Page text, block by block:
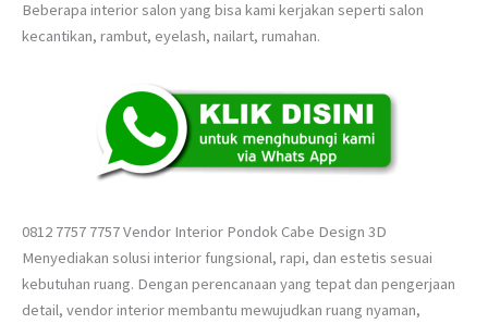
Beberapa interior salon yang bisa kami kerjakan seperti salon
kecantikan, rambut, eyelash, nailart, rumahan.
0812 7757 7757 Vendor Interior Pondok Cabe Design 3D
Menyediakan solusi interior fungsional, rapi, dan estetis sesuai
kebutuhan ruang. Dengan perencanaan yang tepat dan pengerjaan
detail, vendor interior membantu mewujudkan ruang nyaman,